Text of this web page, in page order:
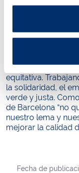
Esta iniciativa se
por la compañía,
una
equitativa.
la solidaridad, el
verde y justa.
de Barcelona “no
nuestro lema y
mejorar la calidad
Fecha de